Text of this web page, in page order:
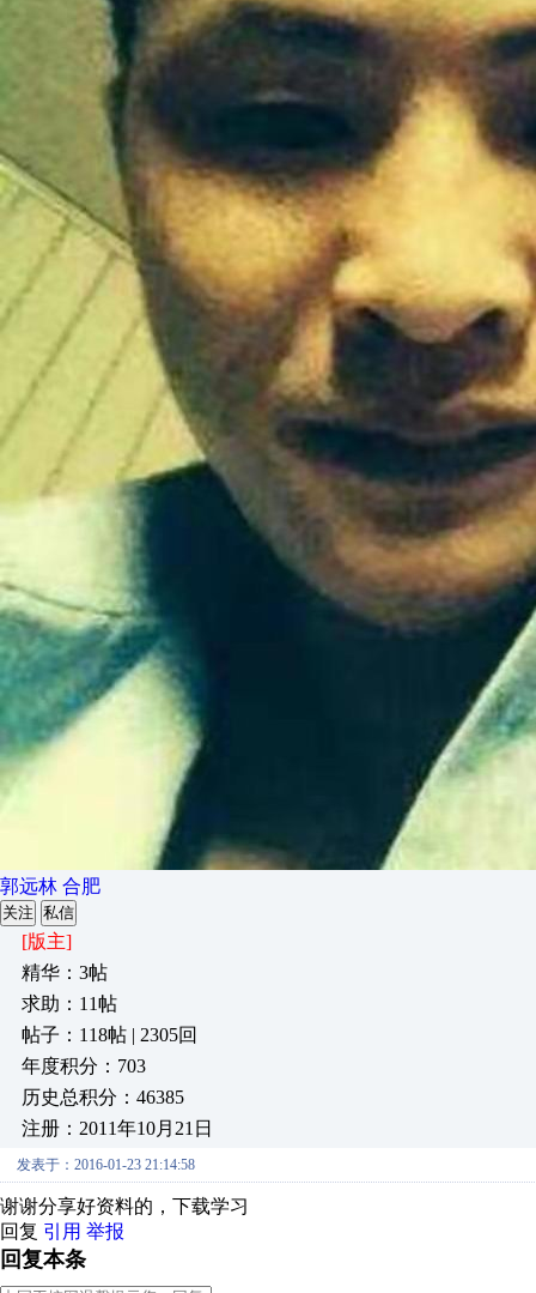
郭远林 合肥
关注 私信
[版主]
精华：3帖
求助：11帖
帖子：118帖 | 2305回
年度积分：703
历史总积分：46385
注册：2011年10月21日
发表于：2016-01-23 21:14:58
谢谢分享好资料的，下载学习
回复 引用 举报
回复本条